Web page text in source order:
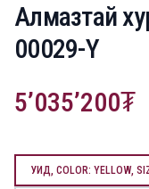
Алмазтай
00029-Y
Product information
5’035’200
УИД, COLOR: YELLOW,